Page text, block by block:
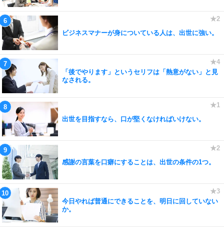
ビジネスマナーが身についている人は、出世に強い。
「後でやります」というセリフは「熱意がない」と見
なされる。
出世を目指すなら、口が堅くなければいけない。
感謝の言葉を口癖にすることは、出世の条件の1つ。
今日やれば普通にできることを、明日に回していない
か。